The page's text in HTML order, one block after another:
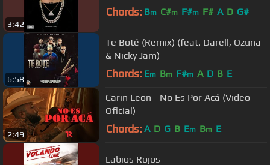
3:42
Chords: Bm C#m F#m F# A D G#
6:58
Te Boté (Remix) (feat. Darell, Ozuna
& Nicky Jam)
Chords: Em Bm F#m A D B E
2:49
Carin Leon - No Es Por Acá (Video
Oficial)
Chords: A D G B Em Bm E
Labios Rojos